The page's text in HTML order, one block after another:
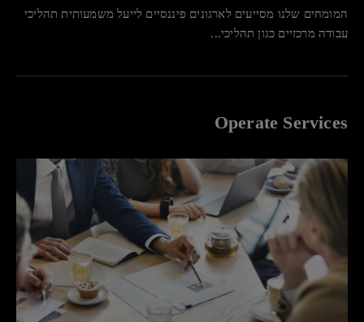
המומחים שלנו מסייעים לארגונים פיננסיים לייעל משמעותית תהליכי
עבודה מרכזיים כגון תהליכי...
Operate Services